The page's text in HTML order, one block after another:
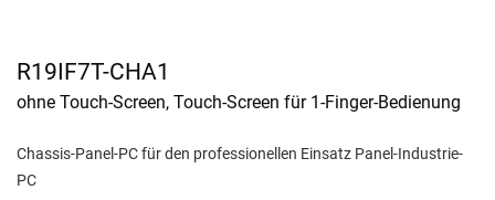
R19IF7T-CHA1
ohne Touch-Screen, Touch-Screen für 1-Finger-Bedienung
Chassis-Panel-PC für den professionellen Einsatz Panel-Industrie-
PC